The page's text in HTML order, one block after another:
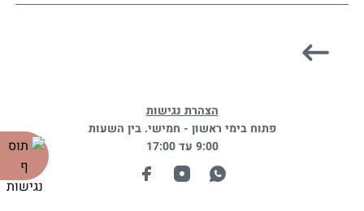
הצהרת נגישות
פתוח בימי ראשון - חמישי. בין השעות
9:00 עד 17:00